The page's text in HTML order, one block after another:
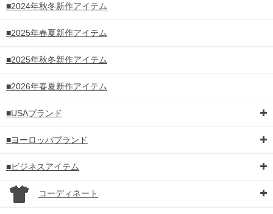
■2024年秋冬新作アイテム
■2025年春夏新作アイテム
■2025年秋冬新作アイテム
■2026年春夏新作アイテム
■USAブランド
■ヨーロッパブランド
■ビジネスアイテム
コーディネート